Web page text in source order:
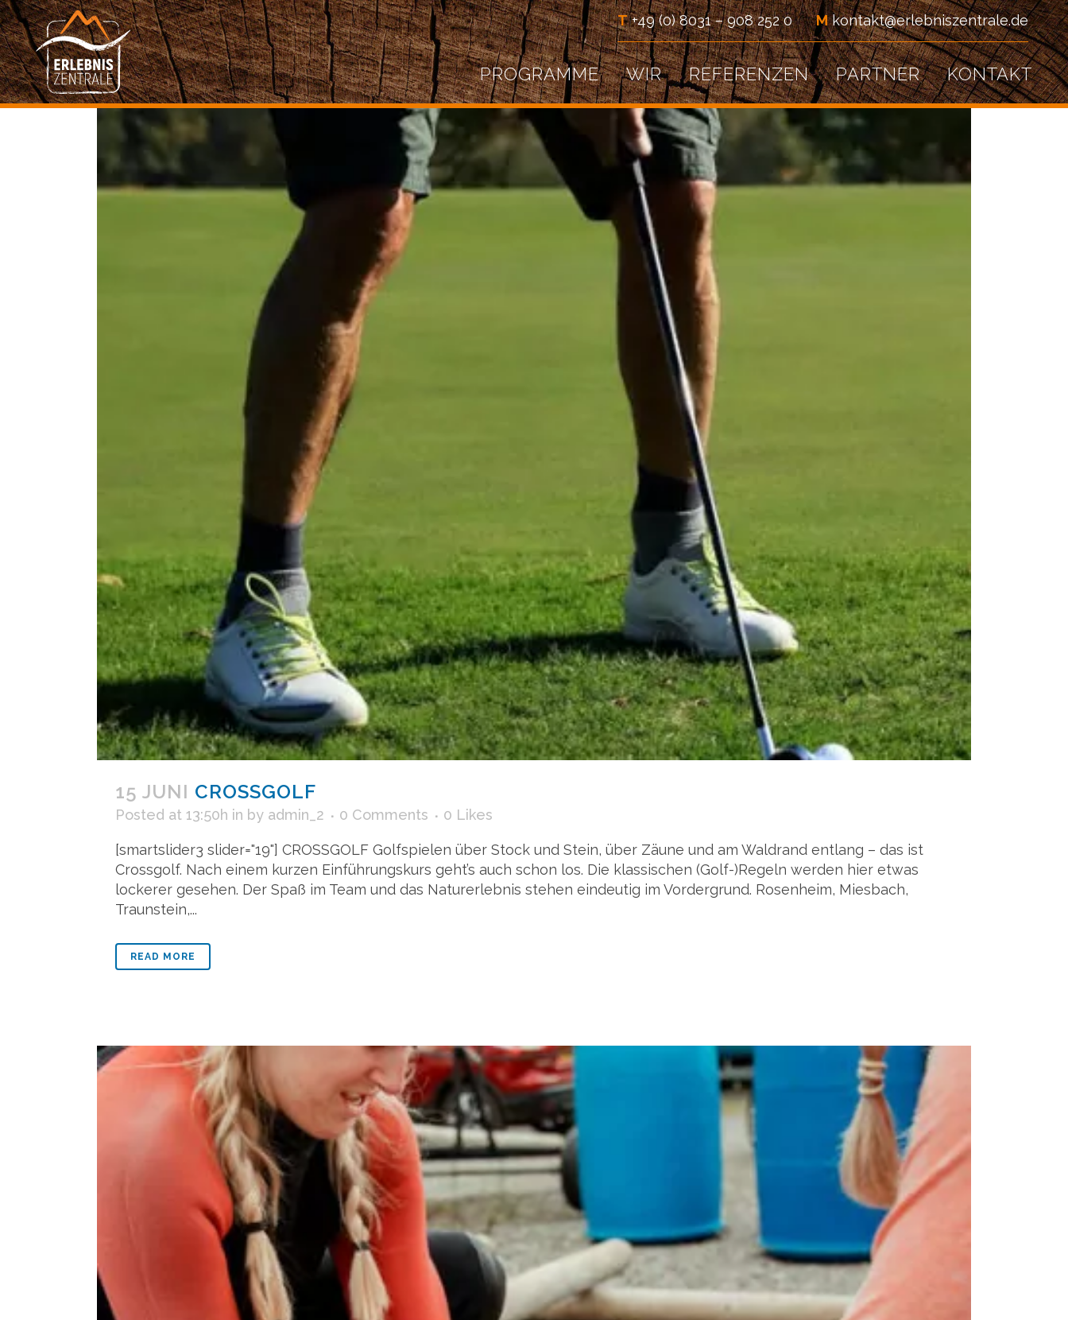
T +49 (0) 8031 – 908 252 0 M kontakt@erlebniszentrale.de
PROGRAMME WIR REFERENZEN PARTNER KONTAKT
15 JUNI CROSSGOLF
Posted at 13:50h in by admin_2 0 Comments 0 Likes
[smartslider3 slider="19"] CROSSGOLF Golfspielen über Stock und Stein, über Zäune und am Waldrand entlang – das ist
Crossgolf. Nach einem kurzen Einführungskurs geht’s auch schon los. Die klassischen (Golf-)Regeln werden hier etwas
lockerer gesehen. Der Spaß im Team und das Naturerlebnis stehen eindeutig im Vordergrund. Rosenheim, Miesbach,
Traunstein,...
READ MORE